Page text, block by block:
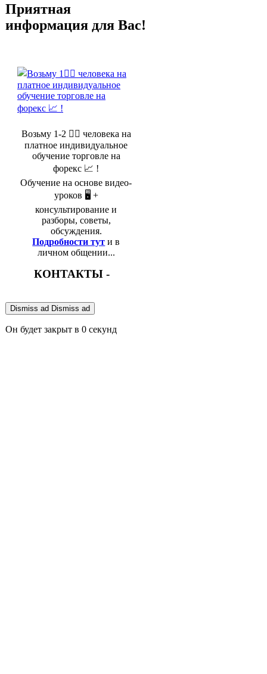
Приятная
информация для Вас!
Возьму 1-2 🤵‍♂️ человека на
платное индивидуальное
обучение торговле на
форекс 📈 !
Обучение на основе видео-
уроков 🖥️ +
консультирование и
разборы, советы,
обсуждения.
Подробности тут и в
личном общении...
КОНТАКТЫ -
Dismiss ad Dismiss ad
Он будет закрыт в 0 секунд